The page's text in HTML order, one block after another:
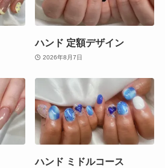
ハンド 定額デザイン
2026年8月7日
ハンド ミドルコース